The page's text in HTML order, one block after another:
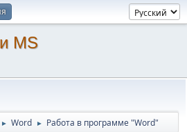
MS
► Word ► Работа в программе "Word"